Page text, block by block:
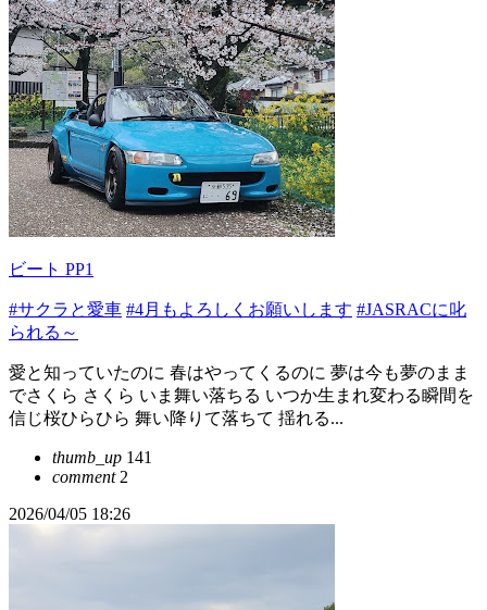
ビート PP1
#サクラと愛車 #4月もよろしくお願いします #JASRACに叱
られる～
愛と知っていたのに 春はやってくるのに 夢は今も夢のまま
でさくら さくら いま舞い落ちる いつか生まれ変わる瞬間を
信じ桜ひらひら 舞い降りて落ちて 揺れる...
thumb_up 141
comment2
2026/04/05 18:26